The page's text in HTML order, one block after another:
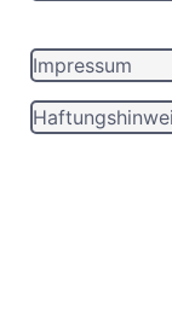
Impressum